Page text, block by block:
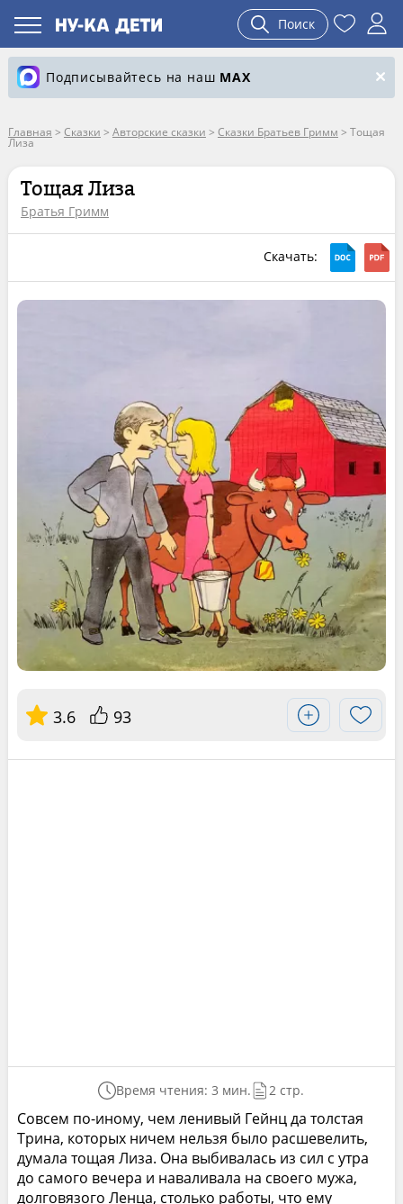
Поиск
Подписывайтесь на наш MAX
Главная > Сказки > Авторские сказки > Сказки Братьев Гримм > Тощая
Лиза
Тощая Лиза
Братья Гримм
Скачать:
3.6 93
Время чтения: 3 мин. 2 стр.
Совсем по-иному, чем ленивый Гейнц да толстая
Трина, которых ничем нельзя было расшевелить,
думала тощая Лиза. Она выбивалась из сил с утра
до самого вечера и наваливала на своего мужа,
долговязого Ленца, столько работы, что ему